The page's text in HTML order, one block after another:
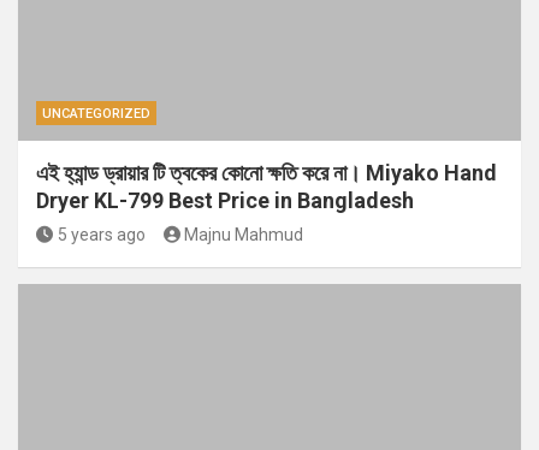
UNCATEGORIZED
এই হ্যান্ড ড্রায়ার টি ত্বকের কোনো ক্ষতি করে না। Miyako Hand
Dryer KL-799 Best Price in Bangladesh
5 years ago Majnu Mahmud